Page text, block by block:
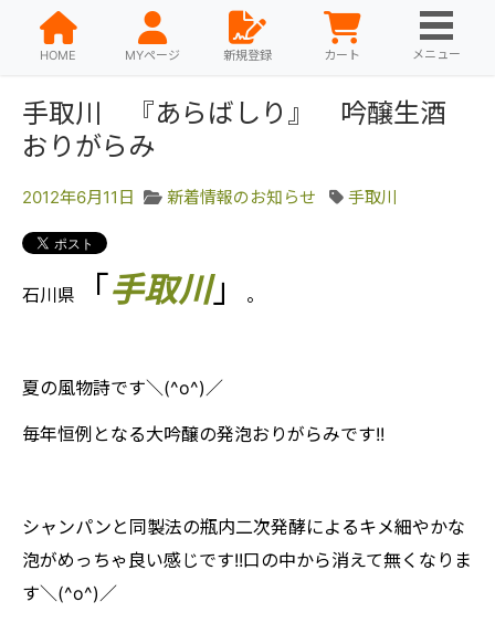
HOME MYページ 新規登録 カート メニュー
手取川 『あらばしり』 吟醸生酒
おりがらみ
2012年6月11日 新着情報のお知らせ 手取川
石川県 「手取川」 。
夏の風物詩です＼(^o^)／
毎年恒例となる大吟醸の発泡おりがらみです!!
シャンパンと同製法の瓶内二次発酵によるキメ細やかな
泡がめっちゃ良い感じです!!口の中から消えて無くなりま
す＼(^o^)／